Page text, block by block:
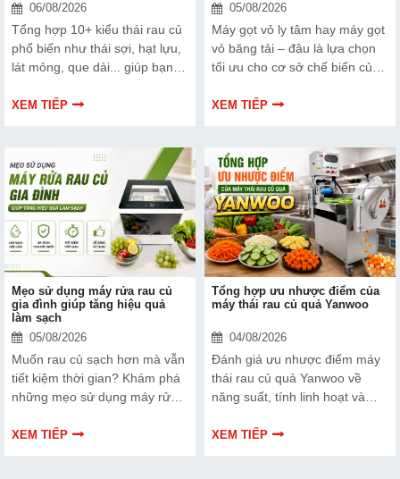
06/08/2026
Tổng hợp 10+ kiểu thái rau củ
phổ biến như thái sợi, hạt lựu,
lát mỏng, que dài... giúp bạn
chuẩn hơn.
XEM TIẾP
05/08/2026
Máy gọt vỏ ly tâm hay máy gọt
vỏ băng tải – đâu là lựa chọn
tối ưu cho cơ sở chế biến của
những ưu điểm riêng về năng
chi phí đầu tư.
XEM TIẾP
Mẹo sử dụng máy rửa rau củ
gia đình giúp tăng hiệu quả
làm sạch
05/08/2026
Muốn rau củ sạch hơn mà vẫn
tiết kiệm thời gian? Khám phá
những mẹo sử dụng máy rửa
tăng hiệu quả làm sạch, loại bỏ
XEM TIẾP
Tổng hợp ưu nhược điểm của
máy thái rau củ quả Yanwoo
04/08/2026
Đánh giá ưu nhược điểm máy
thái rau củ quả Yanwoo về
năng suất, tính linh hoạt và
biến thực phẩm.
XEM TIẾP